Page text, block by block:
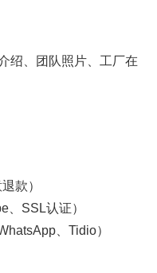
绍、团队照片、工厂在
款）
、SSL认证）
、Tidio）